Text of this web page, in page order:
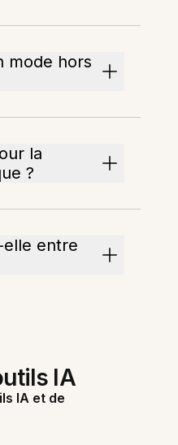
mode hors
la
?
elle entre
IA
IA et de